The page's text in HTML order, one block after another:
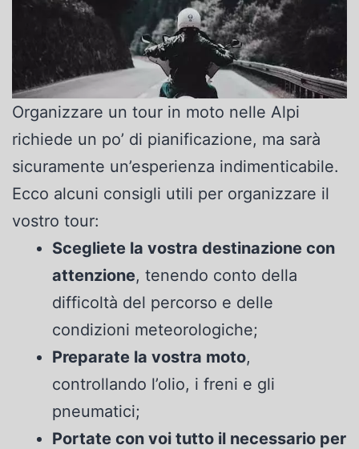
Organizzare un tour in moto nelle Alpi
richiede un po’ di pianificazione, ma sarà
sicuramente un’esperienza indimenticabile.
Ecco alcuni consigli utili per organizzare il
vostro tour:
Scegliete la vostra destinazione con
attenzione, tenendo conto della
difficoltà del percorso e delle
condizioni meteorologiche;
Preparate la vostra moto,
controllando l’olio, i freni e gli
pneumatici;
Portate con voi tutto il necessario per